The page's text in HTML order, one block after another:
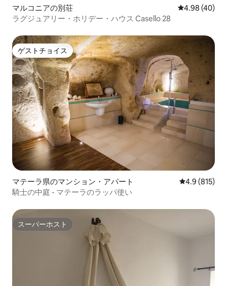
マルコニアの別荘 レビュー40
4.98 (40)
ラグジュアリー・ホリデー・ハウス Casello 28
ゲストチョイス
ゲストチョイス
マテーラ県のマンション・アパート レビュー815
4.9 (815)
騎士の中庭 - マテーラのラッパ使い
スーパーホスト
スーパーホスト